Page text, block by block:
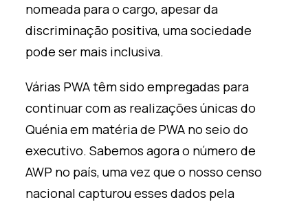
nomeada para o cargo, apesar da
discriminação positiva, uma sociedade
pode ser mais inclusiva.
Várias PWA têm sido empregadas para
continuar com as realizações únicas do
Quénia em matéria de PWA no seio do
executivo. Sabemos agora o número de
AWP no país, uma vez que o nosso censo
nacional capturou esses dados pela